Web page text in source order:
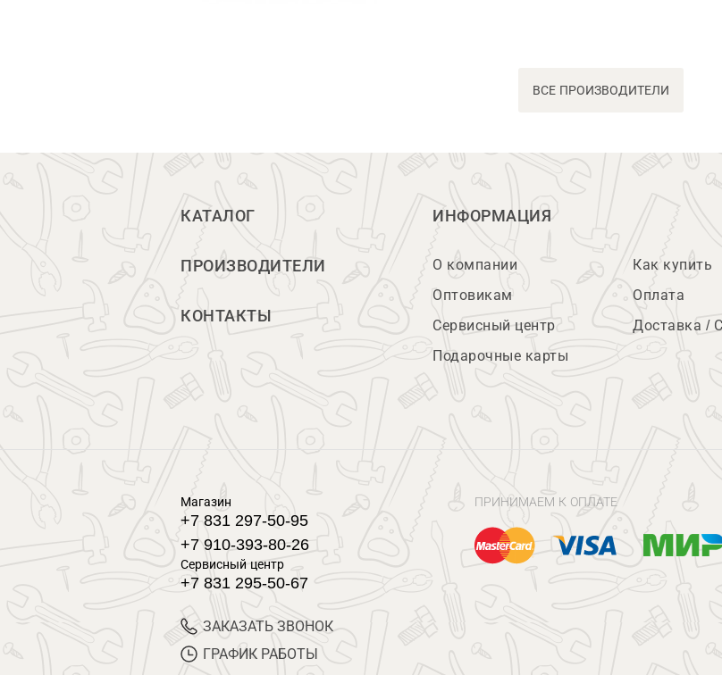
ВСЕ ПРОИЗВОДИТЕЛИ
КАТАЛОГ
ПРОИЗВОДИТЕЛИ
КОНТАКТЫ
ИНФОРМАЦИЯ
О компании
Оптовикам
Сервисный центр
Подарочные карты
Как купить
Оплата
Доставка /
Магазин
+7 831 297-50-95
+7 910-393-80-26
Сервисный центр
+7 831 295-50-67
ЗАКАЗАТЬ ЗВОНОК
ГРАФИК РАБОТЫ
ПРИНИМАЕМ К ОПЛАТЕ